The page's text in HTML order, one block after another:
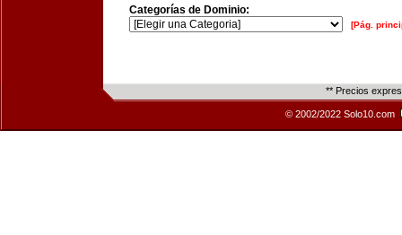
Categorías de Dominio:
[Pág.
** Precios
© 2002/2022 Solo10.com